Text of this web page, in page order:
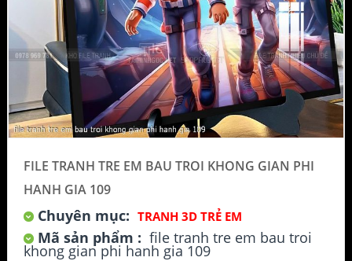
FILE TRANH TRE EM BAU TROI KHONG GIAN PHI
HANH GIA 109
Chuyên mục: TRANH 3D TRẺ EM
Mã sản phẩm : file tranh tre em bau troi
khong gian phi hanh gia 109